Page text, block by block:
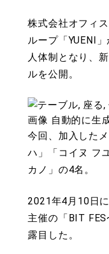
株式会社オフィ
ループ「YUENI
人体制となり、
ルを公開。
今回、加入した
ハ」「コイヌ フ
カノ」の4名。
2021年4月10日
主催の「BIT
露目した。